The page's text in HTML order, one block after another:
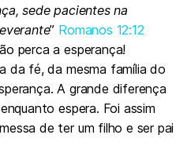
sede pacientes na
” Romanos 12:12
perca a esperança!
da fé, da mesma família do
A grande diferença
espera. Foi assim
de ter um filho e ser pai